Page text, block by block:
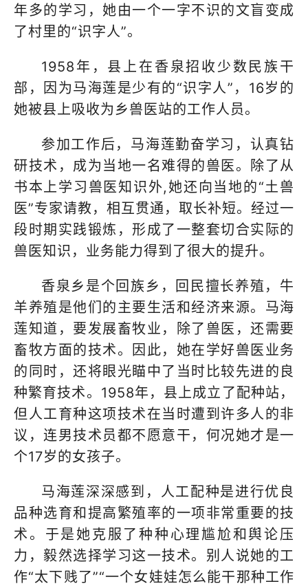
年多的学习，她由一个一字不识的文盲变成
了村里的“识字人”。
1958年，县上在香泉招收少数民族干
部，因为马海莲是少有的“识字人”，16岁的
她被县上吸收为乡兽医站的工作人员。
参加工作后，马海莲勤奋学习，认真钻
研技术，成为当地一名难得的兽医。除了从
书本上学习兽医知识外,她还向当地的“土兽
医”专家请教，相互贯通，取长补短。经过一
段时期实践锻炼，形成了一整套切合实际的
兽医知识，业务能力得到了很大的提升。
香泉乡是个回族乡，回民擅长养殖，牛
羊养殖是他们的主要生活和经济来源。马海
莲知道，要发展畜牧业，除了兽医，还需要
畜牧方面的技术。因此，她在学好兽医业务
的同时，还将眼光瞄中了当时比较先进的良
种繁育技术。1958年，县上成立了配种站，
但人工育种这项技术在当时遭到许多人的非
议，连男技术员都不愿意干，何况她才是一
个17岁的女孩子。
马海莲深深感到，人工配种是进行优良
品种选育和提高繁殖率的一项非常重要的技
术。于是她克服了种种心理尴尬和舆论压
力，毅然选择学习这一技术。别人说她的工
作“太下贱了”“一个女娃娃怎么能干那种工作